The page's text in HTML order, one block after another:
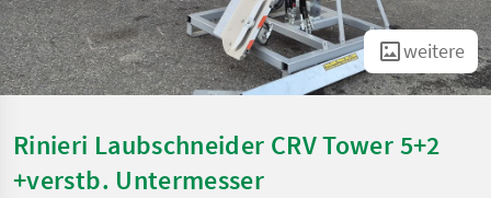
weitere
Rinieri Laubschneider CRV Tower 5+2
+verstb. Untermesser